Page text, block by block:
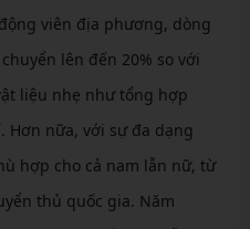
viên địa phương, dòng
lên đến 20% so với
liệu nhẹ như tổng hợp
Hơn nữa, với sự đa dạng
hợp cho cả nam lẫn nữ, từ
thủ quốc gia. Năm